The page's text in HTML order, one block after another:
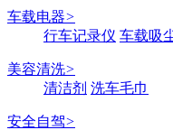
车载电器>
行车记录仪 车载吸
美容清洗>
清洁剂 洗车毛巾
安全自驾>